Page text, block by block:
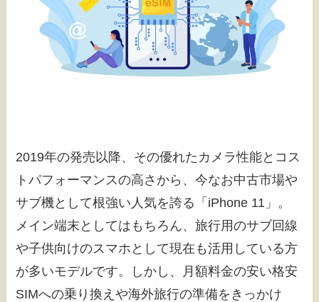
2019年の発売以降、その優れたカメラ性能とコス
トパフォーマンスの高さから、今なお中古市場や
サブ機として根強い人気を誇る「iPhone 11」。
メイン端末としてはもちろん、旅行用のサブ回線
や子供向けのスマホとして現在も活用している方
が多いモデルです。しかし、月額料金の安い格安
SIMへの乗り換えや海外旅行の準備をきっかけ